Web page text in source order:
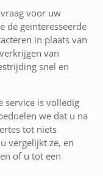
voor uw
de geïnteresseerde
in plaats van
van
snel en
service is volledig
we dat u na
tot niets
vergelijkt ze, en
of u tot een